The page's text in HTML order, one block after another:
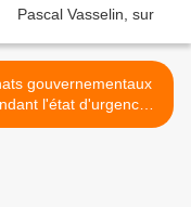
gouvernementaux
l'état d'urgence
sanitaire >